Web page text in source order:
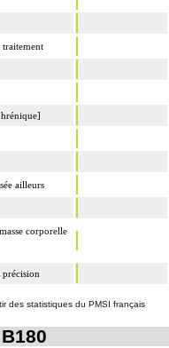
traitement
ailleurs
corporelle
des statistiques du PMSI français